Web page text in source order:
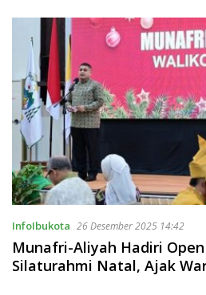
InfoIbukota 26 Desember 2025 14:42
Munafri-Aliyah Hadiri
Silaturahmi Natal, Ajak